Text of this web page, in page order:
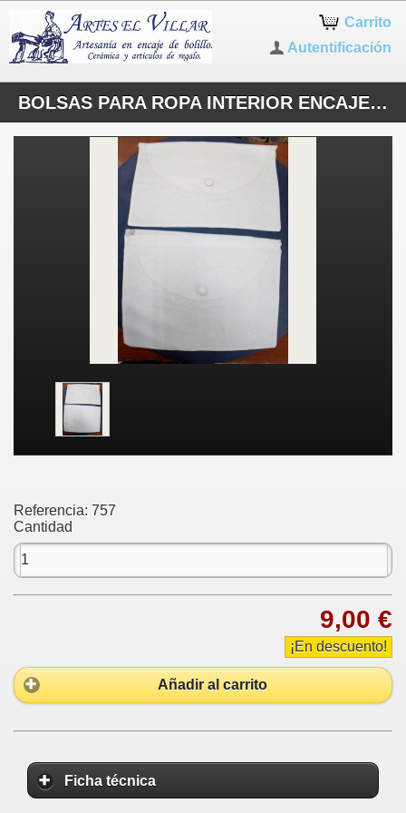
Carrito
Autentificación
BOLSAS PARA ROPA INTERIOR ENCAJE DE BOLILLOS
Referencia: 757
Cantidad
9,00 €
¡En descuento!
Añadir al carrito
Ficha técnica